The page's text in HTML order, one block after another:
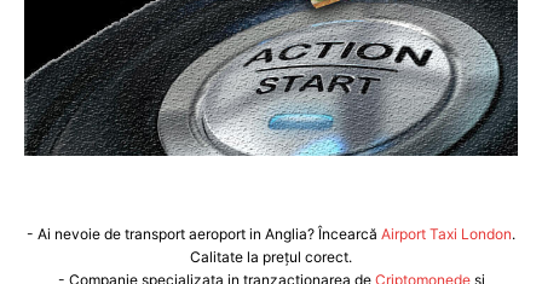
- Ai nevoie de transport aeroport in Anglia? Încearcă Airport Taxi London.
Calitate la prețul corect.
- Companie specializata in tranzactionarea de Criptomonedesi